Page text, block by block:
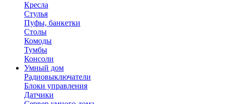
Кресла
Стулья
Пуфы, банкетки
Столы
Комоды
Тумбы
Консоли
Умный дом
Радиовыключатели
Блоки управления
Датчики